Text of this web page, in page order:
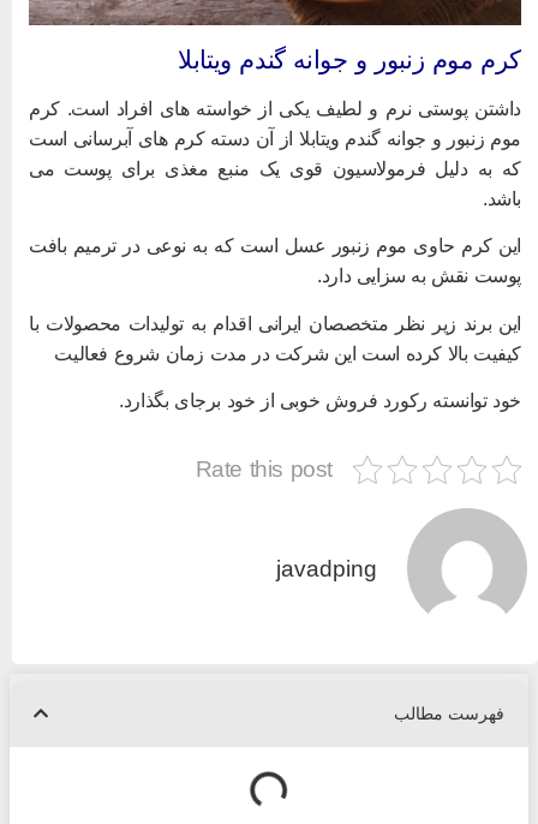
موم زنبور و جوانه گندم ویتابلا
پوستی نرم و لطیف یکی از خواسته های افراد است. کرم
زنبور و جوانه گندم ویتابلا از آن دسته کرم های آبرسانی است
به دلیل فرمولاسیون قوی یک منبع مغذی برای پوست می
کرم حاوی موم زنبور عسل است که به نوعی در ترمیم بافت
نقش به سزایی دارد.
برند زیر نظر متخصصان ایرانی اقدام به تولیدات محصولات با
بالا کرده است این شرکت در مدت زمان شروع فعالیت
توانسته رکورد فروش خوبی از خود برجای بگذارد.
Rate this post
javadping
فهرست مطالب